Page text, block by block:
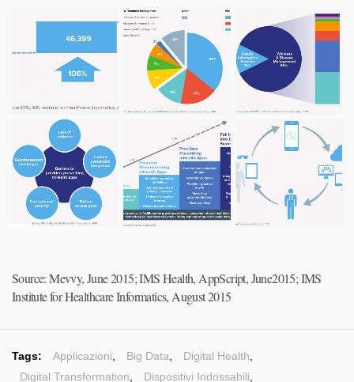
Source: Mevvy, June 2015; IMS Health, AppScript, June2015; IMS
Institute for Healthcare Informatics, August 2015
Tags: Applicazioni Big Data Digital Health
Digital Transformation
Dispositivi Indossabili